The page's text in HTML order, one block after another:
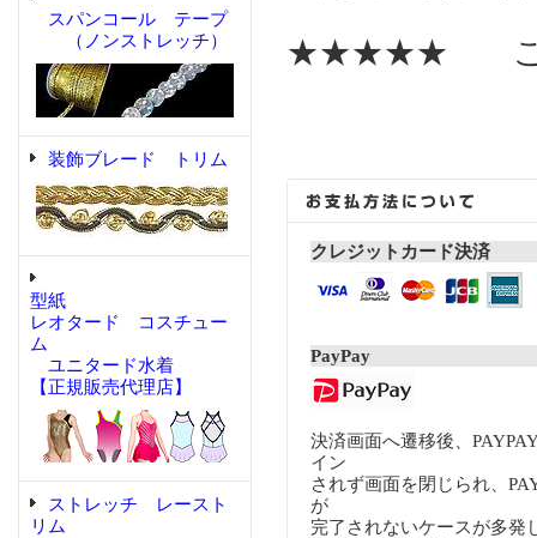
スパンコール テープ
（ノンストレッチ）
装飾ブレード トリム
型紙
レオタード コスチュー
ム
ユニタード水着
【正規販売代理店】
ストレッチ レースト
リム
★★★★★ こ
クレジットカード決済
PayPay
決済画面へ遷移後、
イン
されず画面を閉じられ、
が
完了されないケースが多発